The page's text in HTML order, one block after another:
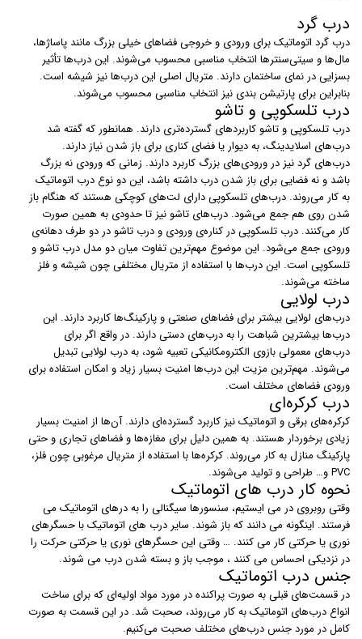
درب گرد
درب‌ گرد اتوماتیک برای ورودی و خروجی فضاهای خیلی بزرگ مانند پاساژ‌ها،
مال‌ها و سیتی‌سنترها انتخاب مناسبی محسوب می‌شوند. این درب‌ها تأثیر
بسزایی در نمای ساختمان دارند. متریال اصلی این درب‌ها نیز شیشه است.
بنابراین برای پارتیشن بندی نیز انتخاب مناسبی محسوب می‌شوند.
درب تلسکوپی و تاشو
درب‌ تلسکوپی و تاشو کاربردهای گسترده‌تری دارند. همانطور که گفته شد
درب‌های اسلایدینگ، به دیوار یا فضای کناری برای باز شدن نیاز دارند.
درب‌های گرد نیز در ورودی‌های بزرگ کاربرد دارند. زمانی که ورودی نه بزرگ
باشد و نه فضایی برای باز شدن درب داشته باشد، این دو نوع درب اتوماتیک
به کار می‌روند. درب‌های تلسکوپی دارای لت‌های کوچکی هستند که هنگام باز
شدن روی هم جمع می‌شود. درب‌های تاشو نیز تا حدودی به همین صورت
کار می‌کنند. درب تلسکوپی در کناره‌ی ورودی و درب تاشو در دو طرف دهانه‌ی
ورودی جمع می‌شود. این موضوع مهم‌ترین تفاوت میان دو مدل درب تاشو و
تلسکوپی است. این درب‌ها با استفاده از متریال مختلفی چون شیشه و فلز
ساخته می‌شوند.
درب لولایی
درب‌های لولایی بیشتر برای فضاهای صنعتی و پارکینگ‌ها کاربرد دارند. این
درب‌ها بیشترین شباهت را به درب‌های دستی دارند. در واقع اگر برای
درب‌های معمولی بازوی الکترومکانیکی تعبیه شود، به درب لولایی تبدیل
می‌شوند. مهم‌ترین مزیت این درب‌ها امنیت بسیار زیاد و امکان استفاده برای
ورودی فضاهای مختلف است.
درب کرکره‌ای
کرکره‌های برقی و اتوماتیک نیز کاربرد گسترده‌ای دارند. آن‌ها از امنیت بسیار
زیادی برخوردار هستند. به همین دلیل برای مغازه‌ها و فضاهای تجاری و حتی
پارکینگ منازل به کار می‌روند. کرکره‌ها با استفاده از متریال مرغوبی چون فلز،
PVC و… طراحی و تولید می‌شوند.
نحوه کار درب های اتوماتیک
وقتی روبروی در می ایستیم، سنسورها سیگنالی را به درهای اتوماتیک می
فرستند. اینگونه می دانند که باز شوند. سایر درب های اتوماتیک با حسگرهای
نوری یا حرکتی کار می کنند. … وقتی این حسگرهای نوری یا حرکتی حرکت را
در نزدیکی احساس می کنند ، موجب باز و بسته شدن درب می شوند.
جنس درب اتوماتیک
در قسمت‌های قبلی به صورت پراکنده در مورد مواد اولیه‌ای که برای ساخت
انواع درب‌های اتوماتیک به کار می‌روند،‌ صحبت شد. در این قسمت به صورت
کامل در مورد جنس درب‌های مختلف صحبت می‌کنیم.